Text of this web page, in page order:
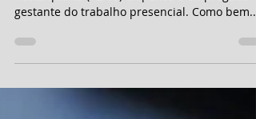
Lei sancionada pelo Presidente Jair Bolsonaro
nesta quarta (12/05) dispensa a empregada